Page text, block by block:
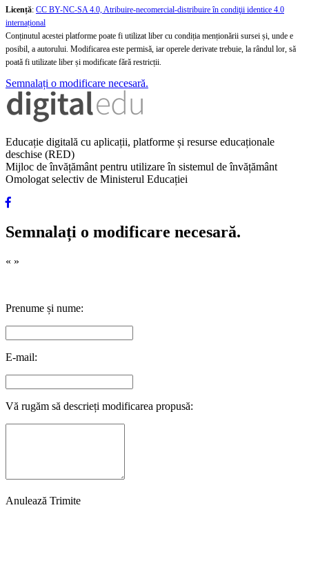
Licență: CC BY-NC-SA 4.0, Atribuire-necomercial-distribuire în condiţii identice 4.0
internațional
Conținutul acestei platforme poate fi utilizat liber cu condiția menționării sursei și, unde e
posibil, a autorului. Modificarea este permisă, iar operele derivate trebuie, la rândul lor, să
poată fi utilizate liber și modificate fără restricții.
Semnalați o modificare necesară.
Educație digitală cu aplicații, platforme și resurse educaționale
deschise (RED)
Mijloc de învățământ pentru utilizare în sistemul de învățământ
Omologat selectiv de Ministerul Educației
Semnalați o modificare necesară.
« »
Prenume și nume:
E-mail:
Vă rugăm să descrieți modificarea propusă:
Anulează Trimite